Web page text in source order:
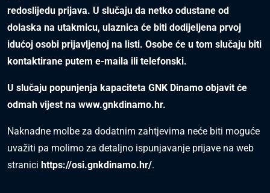
redoslijedu prijava. U slučaju da netko odustane od
dolaska na utakmicu, ulaznica će biti dodijeljena prvoj
idućoj osobi prijavljenoj na listi. Osobe će u tom slučaju biti
kontaktirane putem e-maila ili telefonski.
U slučaju popunjenja kapaciteta GNK Dinamo objavit će
odmah vijest na www.gnkdinamo.hr.
Naknadne molbe za dodatnim zahtjevima neće biti moguće
uvažiti pa molimo za detaljno ispunjavanje prijave na web
stranici https://osi.gnkdinamo.hr/.